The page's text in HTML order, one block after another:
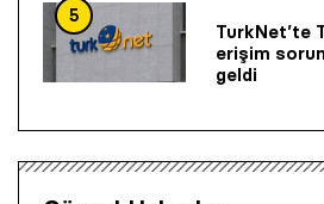
5
TurkNet’te
erişim
geldi